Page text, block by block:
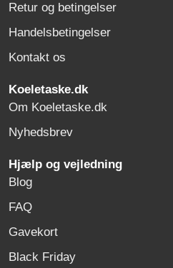
Retur og betingelser
Handelsbetingelser
Kontakt os
Koeletaske.dk
Om Koeletaske.dk
Nyhedsbrev
Hjælp og vejledning
Blog
FAQ
Gavekort
Black Friday